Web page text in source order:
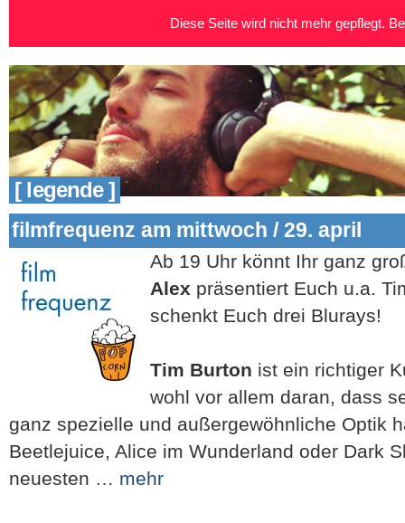
[ legende ]
filmfrequenz am mittwoch / 29. april
Ab 19 Uhr könnt Ihr ganz
Alex präsentiert Euch u.a.
schenkt Euch drei Blurays!
Tim Burton ist ein richtiger
wohl vor allem daran, dass
ganz spezielle und außergewöhnliche Optik
Beetlejuice, Alice im Wunderland oder Dark
neuesten … mehr
Diese Seite wird nicht mehr gepflegt.